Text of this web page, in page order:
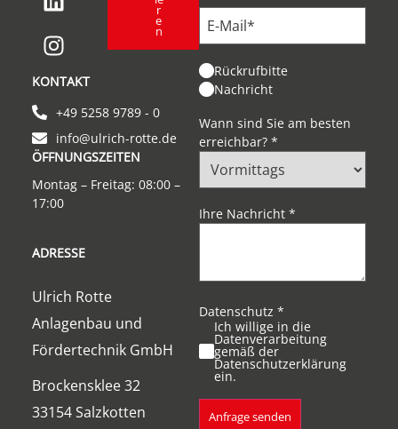
r
e
n
ADRESSE
Ulrich Rotte
Anlagenbau und
Fördertechnik GmbH
Brockensklee 32
33154 Salzkotten
KONTAKT
+49 5258 9789 - 0
info@ulrich-rotte.de
ÖFFNUNGSZEITEN
Montag – Freitag: 08:00 –
17:00
Rückrufbitte
Nachricht
Wann sind Sie am besten
erreichbar? *
Ihre Nachricht *
Datenschutz *
Ich willige in die
Datenverarbeitung
gemäß der
Datenschutzerklärung
ein.
Anfrage senden